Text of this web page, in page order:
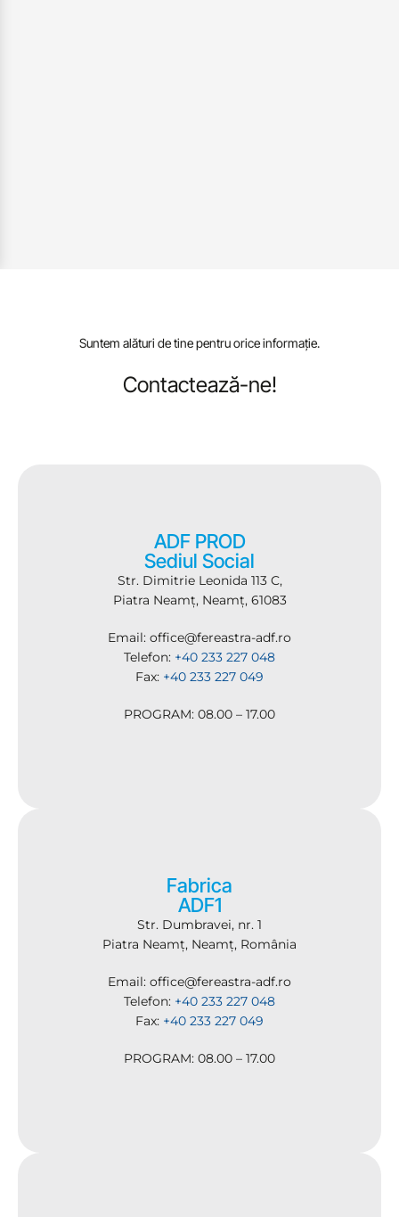
Suntem alături de tine pentru orice informație.
Contactează-ne!
ADF PROD
Sediul Social
Str. Dimitrie Leonida 113 C,
Piatra Neamț, Neamț, 61083
Email: office@fereastra-adf.ro
Telefon: +40 233 227 048
Fax: +40 233 227 049
PROGRAM: 08.00 – 17.00
Fabrica
ADF1
Str. Dumbravei, nr. 1
Piatra Neamț, Neamț, România
Email: office@fereastra-adf.ro
Telefon: +40 233 227 048
Fax: +40 233 227 049
PROGRAM: 08.00 – 17.00